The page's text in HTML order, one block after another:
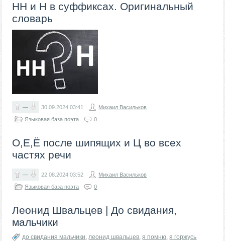
НН и Н в суффиксах. Оригинальный
словарь
— 30.09.202403:41
Михаил Васильков
Языковая база поэта
0
О,Е,Ё после шипящих и Ц во всех
частях речи
— 22.08.202403:52
Михаил Васильков
Языковая база поэта
0
Леонид Швальцев | До свидания,
мальчики
до свидания мальчики,леонид швальцев,я помню,я горжусь